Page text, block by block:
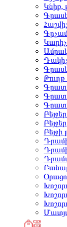
Կնիք,
Թուղթ
Բեյջեր
Բեյջի